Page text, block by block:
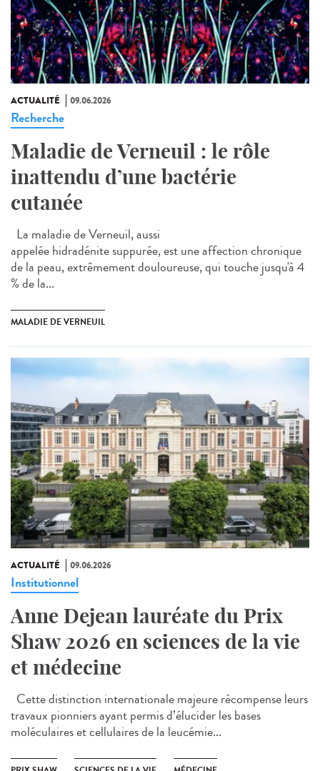
ACTUALITÉ 09.06.2026
Recherche
Maladie de Verneuil : le rôle
inattendu d’une bactérie
cutanée
La maladie de Verneuil, aussi
appelée hidradénite suppurée, est une affection chronique
de la peau, extrêmement douloureuse, qui touche jusqu'à 4
% de la...
MALADIE DE VERNEUIL
ACTUALITÉ 09.06.2026
Institutionnel
Anne Dejean lauréate du Prix
Shaw 2026 en sciences de la vie
et médecine
Cette distinction internationale majeure récompense leurs
travaux pionniers ayant permis d’élucider les bases
moléculaires et cellulaires de la leucémie...